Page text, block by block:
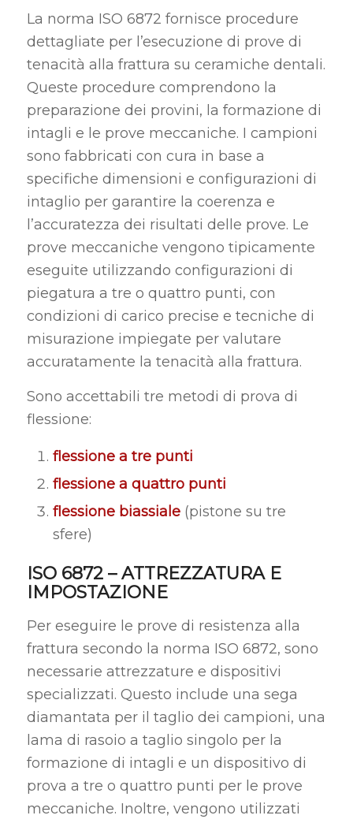
La norma ISO 6872 fornisce procedure
dettagliate per l’esecuzione di prove di
tenacità alla frattura su ceramiche dentali.
Queste procedure comprendono la
preparazione dei provini, la formazione di
intagli e le prove meccaniche. I campioni
sono fabbricati con cura in base a
specifiche dimensioni e configurazioni di
intaglio per garantire la coerenza e
l’accuratezza dei risultati delle prove. Le
prove meccaniche vengono tipicamente
eseguite utilizzando configurazioni di
piegatura a tre o quattro punti, con
condizioni di carico precise e tecniche di
misurazione impiegate per valutare
accuratamente la tenacità alla frattura.
Sono accettabili tre metodi di prova di
flessione:
flessione a tre punti
flessione a quattro punti
flessione biassiale(pistone su tre
sfere)
ISO 6872 – ATTREZZATURA E
IMPOSTAZIONE
Per eseguire le prove di resistenza alla
frattura secondo la norma ISO 6872, sono
necessarie attrezzature e dispositivi
specializzati. Questo include una sega
diamantata per il taglio dei campioni, una
lama di rasoio a taglio singolo per la
formazione di intagli e un dispositivo di
prova a tre o quattro punti per le prove
meccaniche. Inoltre, vengono utilizzati